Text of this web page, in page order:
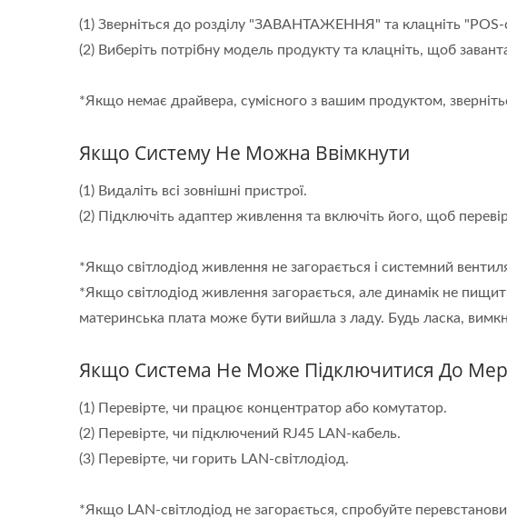
(1) Зверніться до розділу "ЗАВАНТАЖЕННЯ" та клацніть "POS-
(2) Виберіть потрібну модель продукту та клацніть, щоб
*Якщо немає драйвера, сумісного з вашим продуктом,
Якщо Систему Не Можна Ввімкнути
(1) Видаліть всі зовнішні пристрої.
(2) Підключіть адаптер живлення та включіть його, щоб
*Якщо світлодіод живлення не загорається і системний
*Якщо світлодіод живлення загорається, але динамік не
материнська плата може бути вийшла з ладу. Будь ласка,
Якщо Система Не Може Підключитися До
(1) Перевірте, чи працює концентратор або комутатор.
(2) Перевірте, чи підключений RJ45 LAN-кабель.
(3) Перевірте, чи горить LAN-світлодіод.
*Якщо LAN-світлодіод не загорається, спробуйте